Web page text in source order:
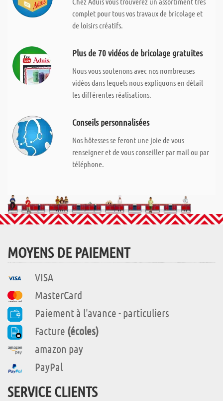
complet pour tous vos travaux de bricolage et
de loisirs créatifs.
Plus de 70 vidéos de bricolage gratuites
Nous vous soutenons avec nos nombreuses
vidéos dans lequels nous expliquons en détail
les différentes réalisations.
Conseils personnalisées
Nos hôtesses se feront une joie de vous
renseigner et de vous conseiller par mail ou par
téléphone.
MOYENS DE PAIEMENT
VISA
MasterCard
Paiement à l'avance - particuliers
Facture (écoles)
amazon pay
PayPal
SERVICE CLIENTS